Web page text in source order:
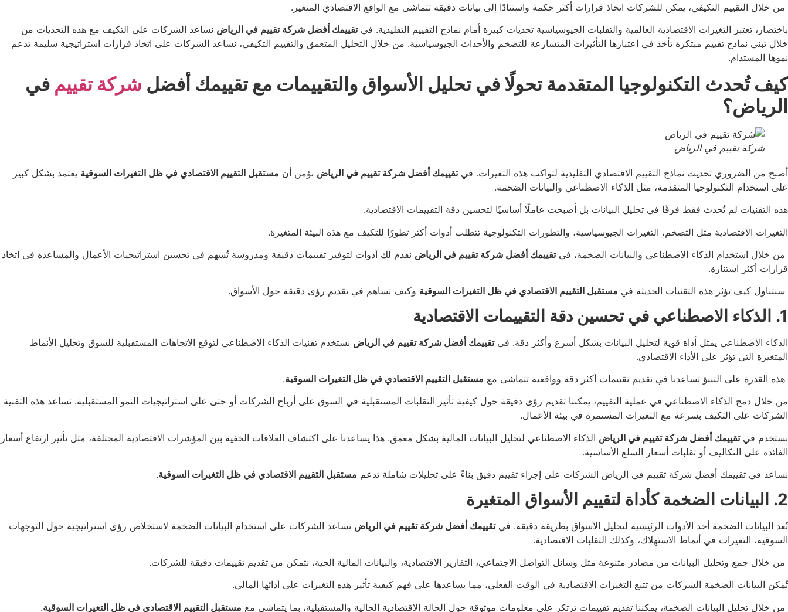
من خلال التقييم التكيفي، يمكن للشركات اتخاذ قرارات أكثر حكمة واستنادًا إلى بيانات دقيقة تتماشى مع الواقع الاقتصادي المتغير.
باختصار، تعتبر التغيرات الاقتصادية العالمية والتقلبات الجيوسياسية تحديات كبيرة أمام نماذج التقييم التقليدية. فيتقييمك أفضل شركة تقييم في الرياض نساعد الشركات على التكيف مع هذه التحديات من
خلال تبني نماذج تقييم مبتكرة تأخذ في اعتبارها التأثيرات المتسارعة للتضخم والأحداث الجيوسياسية. من خلال التحليل المتعمق والتقييم التكيفي، نساعد الشركات على اتخاذ قرارات استراتيجية سليمة تدعم
نموها المستدام.
كيف تُحدث التكنولوجيا المتقدمة تحولًا في تحليل الأسواق والتقييمات مع تقييمك أفضل شركة تقييم في
الرياض؟
شركة تقييم في الرياض
أصبح من الضروري تحديث نماذج التقييم الاقتصادي التقليدية لتواكب هذه التغيرات. فيتقييمك أفضل شركة تقييم في الرياض نؤمن أن مستقبل التقييم الاقتصادي في ظل التغيرات السوقية يعتمد بشكل كبير
على استخدام التكنولوجيا المتقدمة، مثل الذكاء الاصطناعي والبيانات الضخمة.
هذه التقنيات لم تُحدث فقط فرقًا في تحليل البيانات بل أصبحت عاملًا أساسيًا لتحسين دقة التقييمات الاقتصادية.
التغيرات الاقتصادية مثل التضخم، التغيرات الجيوسياسية، والتطورات التكنولوجية تتطلب أدوات أكثر تطورًا للتكيف مع هذه البيئة المتغيرة.
من خلال استخدام الذكاء الاصطناعي والبيانات الضخمة، فيتقييمك أفضل شركة تقييم في الرياض نقدم لك أدوات لتوفير تقييمات دقيقة ومدروسة تُسهم في تحسين استراتيجيات الأعمال والمساعدة في اتخاذ
قرارات أكثر استنارة.
سنتناول كيف تؤثر هذه التقنيات الحديثة في مستقبل التقييم الاقتصادي في ظل التغيرات السوقية وكيف تساهم في تقديم رؤى دقيقة حول الأسواق.
1. الذكاء الاصطناعي في تحسين دقة التقييمات الاقتصادية
الذكاء الاصطناعي يمثل أداة قوية لتحليل البيانات بشكل أسرع وأكثر دقة. فيتقييمك أفضل شركة تقييم في الرياض نستخدم تقنيات الذكاء الاصطناعي لتوقع الاتجاهات المستقبلية للسوق وتحليل الأنماط
المتغيرة التي تؤثر على الأداء الاقتصادي.
هذه القدرة على التنبؤ تساعدنا في تقديم تقييمات أكثر دقة وواقعية تتماشى مع مستقبل التقييم الاقتصادي في ظل التغيرات السوقية.
من خلال دمج الذكاء الاصطناعي في عملية التقييم، يمكننا تقديم رؤى دقيقة حول كيفية تأثير التقلبات المستقبلية في السوق على أرباح الشركات أو حتى على استراتيجيات النمو المستقبلية. تساعد هذه التقنية
الشركات على التكيف بسرعة مع التغيرات المستمرة في بيئة الأعمال.
نستخدم فيتقييمك أفضل شركة تقييم في الرياض الذكاء الاصطناعي لتحليل البيانات المالية بشكل معمق. هذا يساعدنا على اكتشاف العلاقات الخفية بين المؤشرات الاقتصادية المختلفة، مثل تأثير ارتفاع أسعار
الفائدة على التكاليف أو تقلبات أسعار السلع الأساسية.
نساعد في تقييمك أفضل شركة تقييم في الرياض الشركات على إجراء تقييم دقيق بناءً على تحليلات شاملة تدعم مستقبل التقييم الاقتصادي في ظل التغيرات السوقية.
2. البيانات الضخمة كأداة لتقييم الأسواق المتغيرة
تُعد البيانات الضخمة أحد الأدوات الرئيسية لتحليل الأسواق بطريقة دقيقة. فيتقييمك أفضل شركة تقييم في الرياض نساعد الشركات على استخدام البيانات الضخمة لاستخلاص رؤى استراتيجية حول التوجهات
السوقية، التغيرات في أنماط الاستهلاك، وكذلك التقلبات الاقتصادية.
من خلال جمع وتحليل البيانات من مصادر متنوعة مثل وسائل التواصل الاجتماعي، التقارير الاقتصادية، والبيانات المالية الحية، نتمكن من تقديم تقييمات دقيقة للشركات.
تُمكن البيانات الضخمة الشركات من تتبع التغيرات الاقتصادية في الوقت الفعلي، مما يساعدها على فهم كيفية تأثير هذه التغيرات على أدائها المالي.
من خلال تحليل البيانات الضخمة، يمكننا تقديم تقييمات ترتكز على معلومات موثوقة حول الحالة الاقتصادية الحالية والمستقبلية، بما يتماشى مع مستقبل التقييم الاقتصادي في ظل التغيرات السوقية.